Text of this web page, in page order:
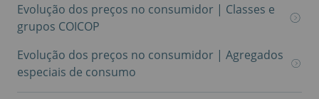
Evolução dos preços no consumidor | Classes e
grupos COICOP
Evolução dos preços no consumidor | Agregados
especiais de consumo